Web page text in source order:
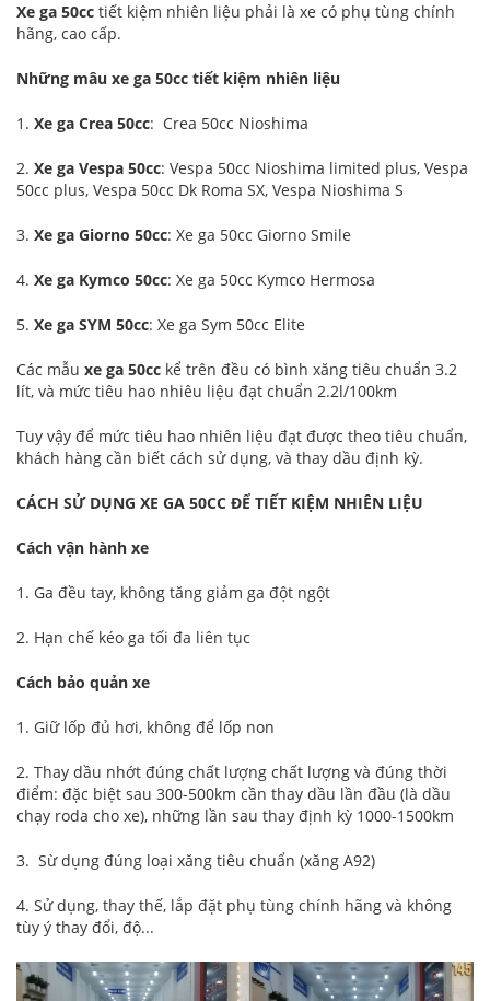
Xe ga 50cc tiết kiệm nhiên liệu phải là xe có phụ tùng chính
hãng, cao cấp.
Những mâu xe ga 50cc tiết kiệm nhiên liệu
1. Xe ga Crea 50cc: Crea 50cc Nioshima
2. Xe ga Vespa 50cc: Vespa 50cc Nioshima limited plus, Vespa
50cc plus, Vespa 50cc Dk Roma SX, Vespa Nioshima S
3. Xe ga Giorno 50cc: Xe ga 50cc Giorno Smile
4. Xe ga Kymco 50cc: Xe ga 50cc Kymco Hermosa
5. Xe ga SYM 50cc: Xe ga Sym 50cc Elite
Các mẫu xe ga 50cc kể trên đều có bình xăng tiêu chuẩn 3.2
lít, và mức tiêu hao nhiêu liệu đạt chuẩn 2.2l/100km
Tuy vậy để mức tiêu hao nhiên liệu đạt được theo tiêu chuẩn,
khách hàng cần biết cách sử dụng, và thay dầu định kỳ.
CÁCH SỬ DỤNG XE GA 50CC ĐỂ TIẾT KIỆM NHIÊN LIỆU
Cách vận hành xe
1. Ga đều tay, không tăng giảm ga đột ngột
2. Hạn chế kéo ga tối đa liên tục
Cách bảo quản xe
1. Giữ lốp đủ hơi, không để lốp non
2. Thay dầu nhớt đúng chất lượng chất lượng và đúng thời
điểm: đặc biệt sau 300-500km cần thay dầu lần đầu (là dầu
chạy roda cho xe), những lần sau thay định kỳ 1000-1500km
3. Sừ dụng đúng loại xăng tiêu chuẩn (xăng A92)
4. Sử dụng, thay thế, lắp đặt phụ tùng chính hãng và không
tùy ý thay đổi, độ...